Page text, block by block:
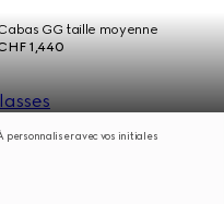
GG taille moyenne
1,440
personnaliser avec vos initiales